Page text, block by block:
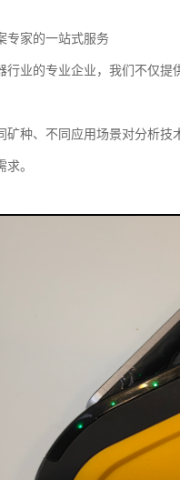
专家的一站式服务
行业的专业企业，我们不仅提
矿种、不同应用场景对分析
。